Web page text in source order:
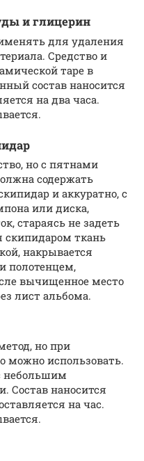
и глицерин
для удаления
Средство и
таре в
состав наносится
на два часа.
но с пятнами
содержать
и аккуратно, с
или диска,
стараясь не задеть
скипидаром ткань
накрывается
полотенцем,
вычищенное место
лист альбома.
но при
можно использовать.
небольшим
Состав наносится
на час.